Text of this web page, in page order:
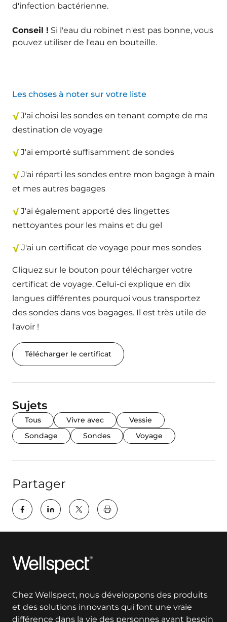
d'infection bactérienne.
Conseil ! Si l'eau du robinet n'est pas bonne, vous
pouvez utiliser de l'eau en bouteille.
Les choses à noter sur votre liste
√J'ai choisi les sondes en tenant compte de ma
destination de voyage
√ J'ai emporté suffisamment de sondes
√ J'ai réparti les sondes entre mon bagage à main
et mes autres bagages
√J'ai également apporté des lingettes
nettoyantes pour les mains et du gel
√ J'ai un certificat de voyage pour mes sondes
Cliquez sur le bouton pour télécharger votre
certificat de voyage. Celui-ci explique en dix
langues différentes pourquoi vous transportez
des sondes dans vos bagages. Il est très utile de
l'avoir !
Télécharger le certificat
Sujets
Tous Vivre avec
Vessie
Sondage
Sondes Voyage
Partager
key:global.print-this-page
Wellspect
Chez Wellspect, nous développons des produits
et des solutions innovants qui font une vraie
différence dans la vie des personnes ayant besoin